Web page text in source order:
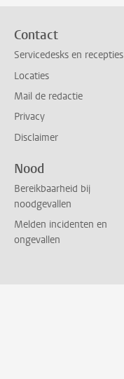
Contact
Servicedesks en recepties
Locaties
Mail de redactie
Privacy
Disclaimer
Nood
Bereikbaarheid bij
noodgevallen
Melden incidenten en
ongevallen